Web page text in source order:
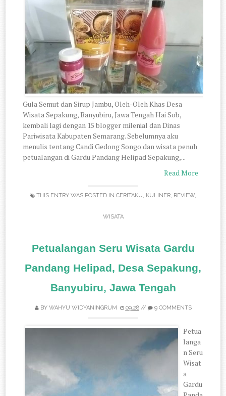
Gula Semut dan Sirup Jambu, Oleh-Oleh Khas Desa
Wisata Sepakung, Banyubiru, Jawa Tengah Hai Sob,
kembali lagi dengan 15 blogger milenial dan Dinas
Pariwisata Kabupaten Semarang. Sebelumnya aku
menulis tentang Candi Gedong Songo dan wisata penuh
petualangan di Gardu Pandang Helipad Sepakung,...
Read More
THIS ENTRY WAS POSTED IN CERITAKU, KULINER, REVIEW,
WISATA
Petualangan Seru Wisata Gardu
Pandang Helipad, Desa Sepakung,
Banyubiru, Jawa Tengah
BY WAHYU WIDYANINGRUM 09.28// 9 COMMENTS
Petua
langa
n Seru
Wisat
a
Gardu